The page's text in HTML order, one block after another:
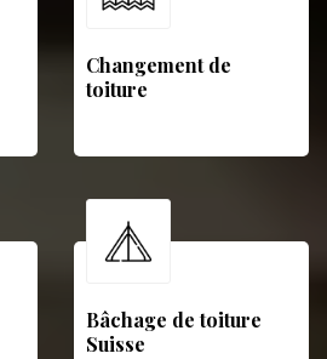
Changement de
toiture
Bâchage de toiture
Suisse